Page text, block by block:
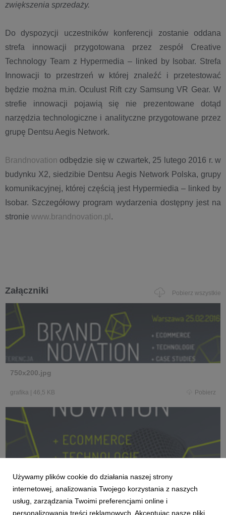
zwiększenia sprzedaży.
Do dyspozycji uczestników konferencji zostanie oddana
strefa innowacji przygotowana przez zespół Creative
Technology Team z Hypermedia – linked by Isobar. Strefa
Innowacji to przestrzeń w której znaleźć i przetestować
będzie można m.in. Oculust Rift czy Samsung VR Gear. W
strefie innowacji pojawią się nie prezentowane dotąd
narzędzia technologiczne i analityczne przygotowane przez
grupę Dentsu Aegis Network.
Brandnovationodbędzie się w czwartek, 25 lutego 2016 r. w
budynku X2, siedzibie Dentsu Aegis Network Polska, grupy
komunikacyjnej, której częścią jest Hypermiedia – linked by
Isobar. Szczegółowy program wydarzenia dostępny jest na
stronie www.brandnovation.pl .
Załączniki Pobierz wszystkie
750x200.jpg
grafika 46,5 KB Pobierz
600x600.jpg
Używamy plików cookie do działania naszej strony
internetowej, analizowania Twojego korzystania z naszych
usług, zarządzania Twoimi preferencjami online i
personalizowania treści reklamowych. Akceptując nasze pliki